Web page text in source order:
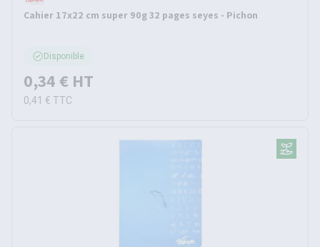
Cahier 17x22 cm super 90g 32 pages seyes - Pichon
Disponible
0,34 € HT
0,41 € TTC